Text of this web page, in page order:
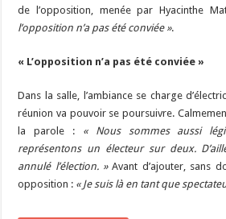
de l’opposition, menée par Hyacinthe
l’opposition n’a pas été conviée ».
« L’opposition n’a pas été conviée »
Dans la salle, l’ambiance se charge
réunion va pouvoir se poursuivre.
la parole : « Nous sommes aussi
représentons un électeur sur deux.
annulé l’élection. »Avant d’ajouter, sans
opposition : « Je suis là en tant que